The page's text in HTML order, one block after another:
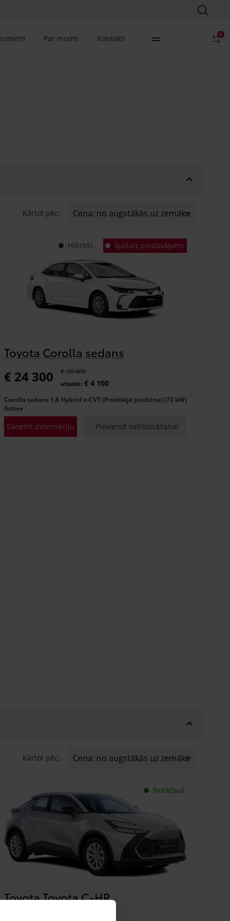
0
Par mums Kontakti
Kārtot pēc:
Hibrīds Īpašais piedāvājums
Toyota Corolla sedans
€ 24 300 € 28 400
atlaide: € 4 100
Corolla sedans 1.8 Hybrid e-CVT (Priekšējā piedziņa) (72 kW)
Active
Saņemt informāciju Pievienot salīdzināšanai
Kārtot pēc:
Noliktavā
Toyota Toyota C-HR